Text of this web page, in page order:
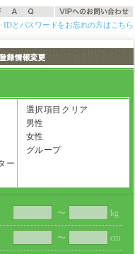
IDとパスワードをお忘れの方はこちら
ー
選択項目クリア
男性
女性
グループ
〜 kg
〜 cm